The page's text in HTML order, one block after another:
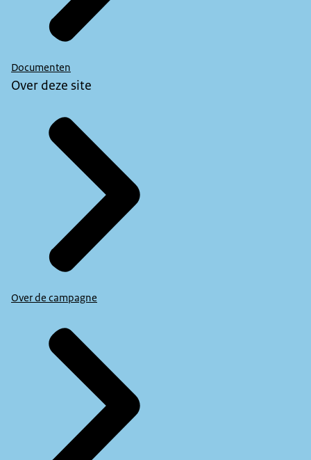
Documenten
Over deze site
Over de campagne